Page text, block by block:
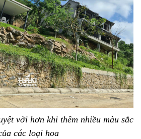
vời hơn khi thêm nhiều màu sắc
các loại hoa